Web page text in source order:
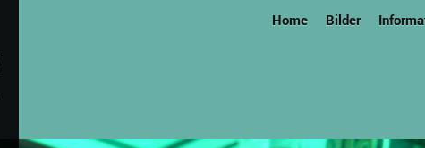
Home Bilder